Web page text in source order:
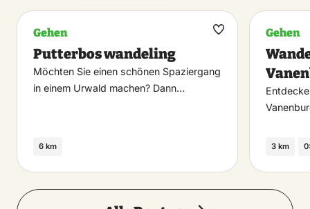
Gehen
Putterbos wandeling
Möchten Sie einen schönen Spaziergang
in einem Urwald machen? Dann…
6 km
Maak
Gehen
3 km